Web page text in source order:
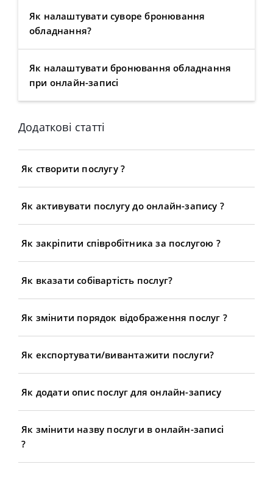
Як налаштувати суворе бронювання
обладнання?
Як налаштувати бронювання обладнання
при онлайн-записі
Додаткові статті
Як створити послугу ?
Як активувати послугу до онлайн-запису ?
Як закріпити співробітника за послугою ?
Як вказати собівартість послуг?
Як змінити порядок відображення послуг ?
Як експортувати/вивантажити послуги?
Як додати опис послуг для онлайн-запису
Як змінити назву послуги в онлайн-записі
?